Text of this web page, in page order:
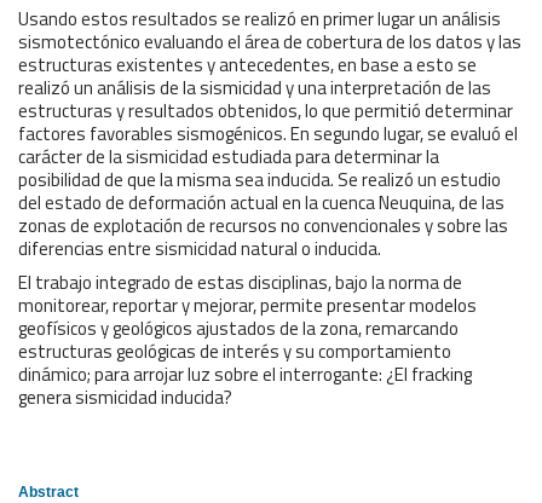
Usando estos resultados se realizó en primer lugar un análisis
sismotectónico evaluando el área de cobertura de los datos y las
estructuras existentes y antecedentes, en base a esto se
realizó un análisis de la sismicidad y una interpretación de las
estructuras y resultados obtenidos, lo que permitió determinar
factores favorables sismogénicos. En segundo lugar, se evaluó el
carácter de la sismicidad estudiada para determinar la
posibilidad de que la misma sea inducida. Se realizó un estudio
del estado de deformación actual en la cuenca Neuquina, de las
zonas de explotación de recursos no convencionales y sobre las
diferencias entre sismicidad natural o inducida.
El trabajo integrado de estas disciplinas, bajo la norma de
monitorear, reportar y mejorar, permite presentar modelos
geofísicos y geológicos ajustados de la zona, remarcando
estructuras geológicas de interés y su comportamiento
dinámico; para arrojar luz sobre el interrogante: ¿El fracking
genera sismicidad inducida?
Abstract